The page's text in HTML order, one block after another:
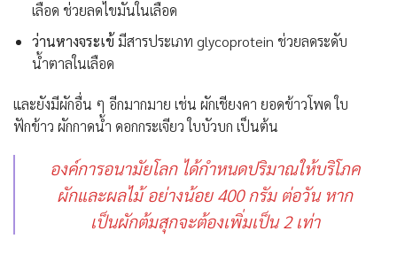
เลือด ช่วยลดไขมันในเลือด
ว่านหางจระเข้ มีสารประเภท glycoprotein ช่วยลดระดับ
น้ำตาลในเลือด
และยังมีผักอื่น ๆ อีกมากมาย เช่น ผักเชียงคา ยอดข้าวโพด ใบ
ฟักข้าว ผักกาดน้ำ ดอกกระเจียว ใบบัวบก เป็นต้น
องค์การอนามัยโลก ได้กำหนดปริมาณให้บริโภค
ผักและผลไม้ อย่างน้อย 400 กรัม ต่อวัน หาก
เป็นผักต้มสุกจะต้องเพิ่มเป็น 2 เท่า